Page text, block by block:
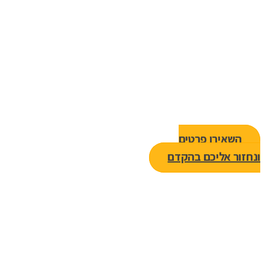
השאירו פרטים
ונחזור אליכם בהקדם